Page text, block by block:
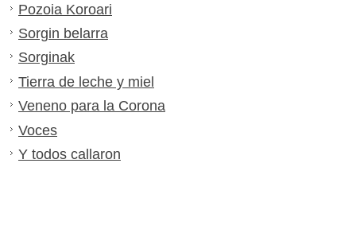
Pozoia Koroari
Sorgin belarra
Sorginak
Tierra de leche y miel
Veneno para la Corona
Voces
Y todos callaron